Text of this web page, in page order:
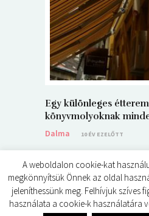
Egy különleges
könyvmolyoknak
Dalma
10 ÉV EZELŐTT
© ÉDES KIS
A weboldalon cookie-kat
megkönnyítsük Önnek az oldal
jeleníthessünk meg. Felhívjuk szíves
használata a cookie-k használatára